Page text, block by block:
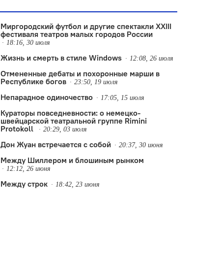
Миргородский футбол и другие спектакли XXIII
фестиваля театров малых городов России
18:16, 30 июля
Жизнь и смерть в стиле Windows 12:08, 26 июля
Отмененные дебаты и похоронные марши в
Республике богов
23:50, 19 июля
Непарадное одиночество 17:05, 15 июля
Кураторы повседневности: о немецко-
швейцарской театральной группе Rimini
Protokoll
20:29, 03 июля
Дон Жуан встречается с собой 20:37, 30 июня
Между Шиллером и блошиным рынком
12:12, 26 июня
Между строк 18:42, 23 июня